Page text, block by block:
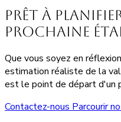
Prêt à
prochaine
Que vous soyez en
estimation réaliste de la
est le point de départ d'un
Contactez-nous Parcourir